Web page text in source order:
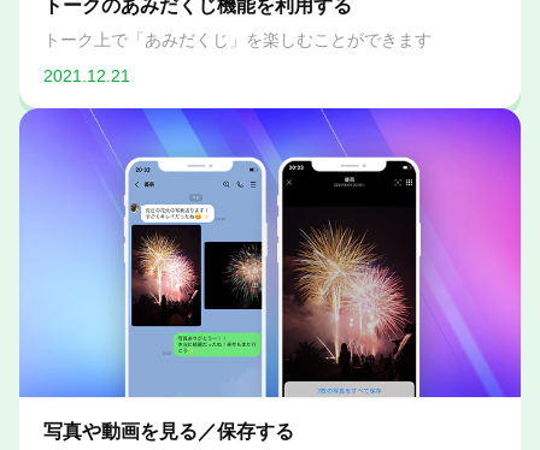
トークのあみだくじ機能を利用する
トーク上で「あみだくじ」を楽しむことができます
2021.12.21
写真や動画を見る／保存する